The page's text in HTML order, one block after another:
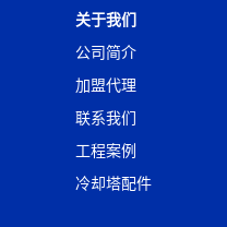
关于我们
公司简介
加盟代理
联系我们
工程案例
冷却塔配件